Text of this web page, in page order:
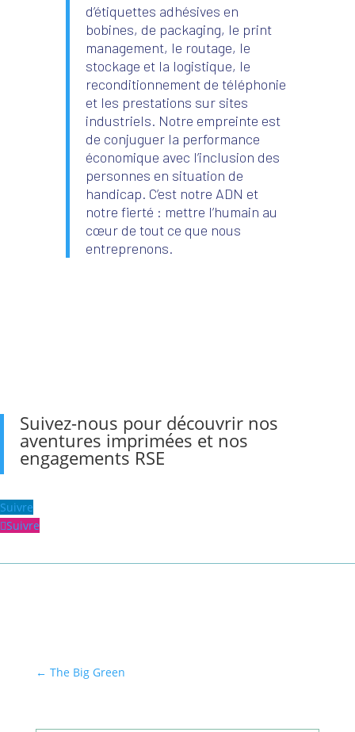
d’étiquettes adhésives en
bobines, de packaging, le print
management, le routage, le
stockage et la logistique, le
reconditionnement de téléphonie
et les prestations sur sites
industriels. Notre empreinte est
de conjuguer la performance
économique avec l’inclusion des
personnes en situation de
handicap. C’est notre ADN et
notre fierté : mettre l’humain au
cœur de tout ce que nous
entreprenons.
Suivez-nous pour découvrir nos
aventures imprimées et nos
engagements RSE
Suivre
Suivre
← The Big Green